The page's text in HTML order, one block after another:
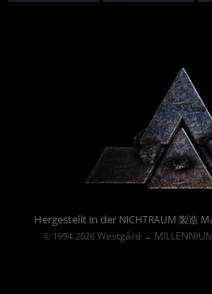
Hergestellt in der NICHTRAUM 製造
© 1994-2026 Westgård→
Powered By :